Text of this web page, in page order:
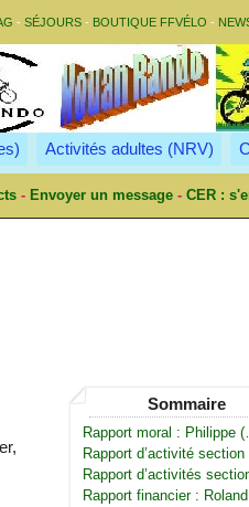
- SÉJOURS - BOUTIQUE FFVÉLO -
Activités adultes (NRV)
- Envoyer un message- CER :
Sommaire
Rapport moral : Philippe
Rapport d’activité
Rapport d’activités
Rapport financier :